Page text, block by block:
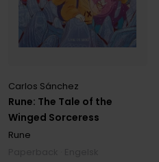
Rune: The Tale of the
Winged Sorceress
Carlos Sánchez
Rune